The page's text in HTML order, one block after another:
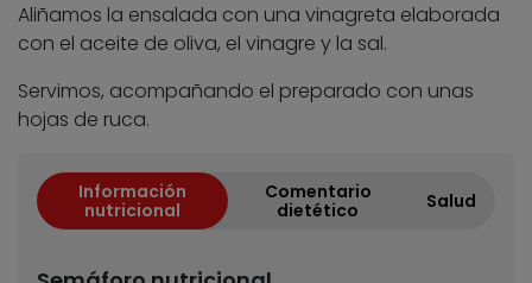
Aliñamos la ensalada con una vinagreta elaborada
con el aceite de oliva, el vinagre y la sal.
Servimos, acompañando el preparado con unas
hojas de ruca.
Información
nutricional
Comentario
dietético
Salud